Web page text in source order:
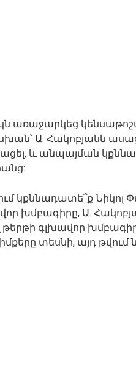
առաջարկեց
Ա. Հակոբյանն
և անպայման
կքննադատե՞ք Նիկոլ
խմբագիրը, Ա.
թերթի գլխավոր
տեսնի, այդ